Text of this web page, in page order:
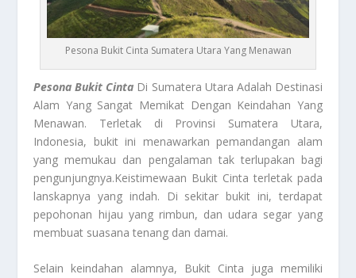
Pesona Bukit Cinta Sumatera Utara Yang Menawan
Pesona Bukit Cinta Di Sumatera Utara Adalah Destinasi
Alam Yang Sangat Memikat Dengan Keindahan Yang
Menawan. Terletak di Provinsi Sumatera Utara,
Indonesia, bukit ini menawarkan pemandangan alam
yang memukau dan pengalaman tak terlupakan bagi
pengunjungnya.Keistimewaan Bukit Cinta terletak pada
lanskapnya yang indah. Di sekitar bukit ini, terdapat
pepohonan hijau yang rimbun, dan udara segar yang
membuat suasana tenang dan damai.
Selain keindahan alamnya, Bukit Cinta juga memiliki